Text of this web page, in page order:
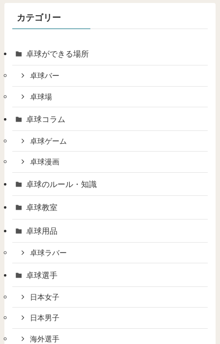
カテゴリー
卓球ができる場所
卓球バー
卓球場
卓球コラム
卓球ゲーム
卓球漫画
卓球のルール・知識
卓球教室
卓球用品
卓球ラバー
卓球選手
日本女子
日本男子
海外選手